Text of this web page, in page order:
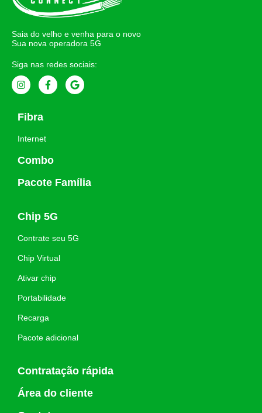
Saia do velho e venha para o novo
Sua nova operadora 5G
Siga nas redes sociais:
Fibra
Internet
Combo
Pacote Família
Chip 5G
Contrate seu 5G
Chip Virtual
Ativar chip
Portabilidade
Recarga
Pacote adicional
Contratação rápida
Área do cliente